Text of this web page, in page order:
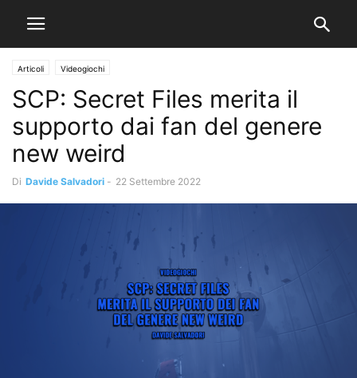
Articoli Videogiochi
SCP: Secret Files merita il
supporto dai fan del genere
new weird
Di Davide Salvadori - 22 Settembre 2022